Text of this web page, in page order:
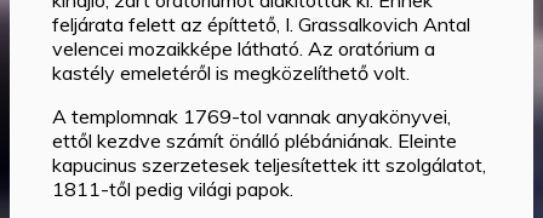
feljárata felett az építtető, I. Grassalkovich Antal
velencei mozaikképe látható. Az oratórium a
kastély emeletéről is megközelíthető volt.
A templomnak 1769-tol vannak anyakönyvei,
ettől kezdve számít önálló plébániának. Eleinte
kapucinus szerzetesek teljesítettek itt szolgálatot,
1811-től pedig világi papok.